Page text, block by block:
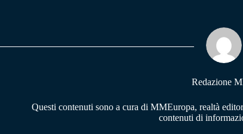
pp m
Redazione
Questi contenuti sono a cura di MMEuropa, realtà
contenuti di